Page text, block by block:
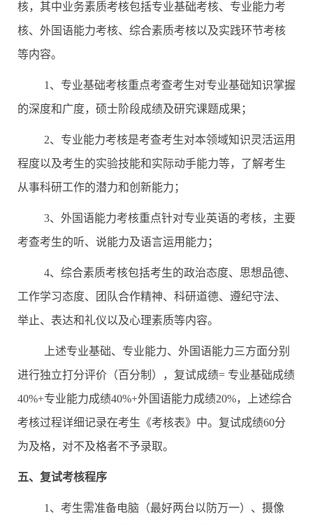
核，其中业务素质考核包括专业基础考核、专业能力考
核、外国语能力考核、综合素质考核以及实践环节考核
等内容。
1 、专业基础考核重点考查考生对专业基础知识掌握
的深度和广度，硕士阶段成绩及研究课题成果；
2、专业能力考核是考查考生对本领域知识灵活运用
程度以及考生的实验技能和实际动手能力等，了解考生
从事科研工作的潜力和创新能力；
3、外国语能力考核重点针对专业英语的考核，主要
考查考生的听、说能力及语言运用能力；
4、综合素质考核包括考生的政治态度、思想品德、
工作学习态度、团队合作精神、科研道德、遵纪守法、
举止、表达和礼仪以及心理素质等内容。
上述专业基础、专业能力、 外国语能力三方面分别
进行独立打分评价（百分制），复试成绩= 专业基础成绩
40%+专业能力成绩40%+外国语能力成绩20%，上述综合
考核过程详细记录在考生《考核表》中。复试成绩60分
为及格，对不及格者不予录取。
五、复试考核程序
1 、考生需准备电脑（最好两台以防万一）、摄像